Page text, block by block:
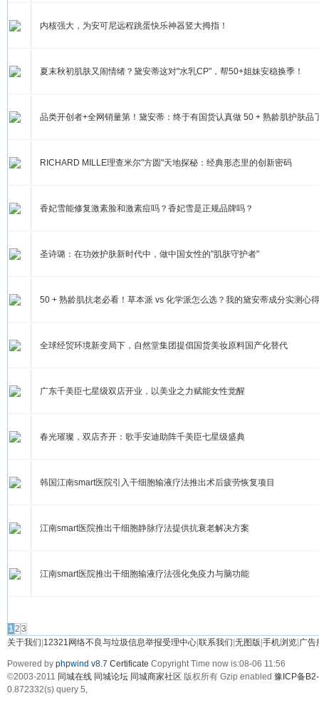
内核强大，为安可尼远程跳蛋快乐神器竖大拇指！
夏末秋初肌肤又闹情绪？黛安蒂这对"水乳CP"，帮50+姐妹安稳换季！
品类开创者+全网销量第！黛安蒂：终于有国货认真做 50 + 熟龄肌护肤品
RICHARD MILLE理查米尔"方圆"天地探秘：经典形态里的创新密码
香妃雪能修复激素脸和激素痘吗？香妃雪是正规品牌吗？
圣诗璐：在功效护肤新时代中，做中国女性的"肌肤守护者"
50 + 熟龄肌抗老必看！草本派 vs 化学派怎么选？我的黛安蒂成分实测心得
全球经贸环境新变局下，自然堂集团提倡国货美妆原料国产化替代
广东千美臣七星级双店开业，以美业之力赋能女性觉醒
春光璀璨，双店齐开：歌手安迪助阵千美臣七星级盛典
韩国江南smart医院引入干细胞输液疗法推出术后疲劳恢复项目
江南smart医院推出干细胞静脉疗法提供抗衰老解决方案
江南smart医院推出干细胞输液疗法强化免疫力与脑功能
12 3
关于我们|12321网络不良与垃圾信息举报受理中心|联系我们|无图版|手机浏览|广告
Powered by phpwind v8.7 Certificate Copyright Time now is:08-06 11:56
©2003-2011 同城在线 同城论坛 同城商家社区 版权所有 Gzip enabled 豫ICP备
0.872332(s) query 5,